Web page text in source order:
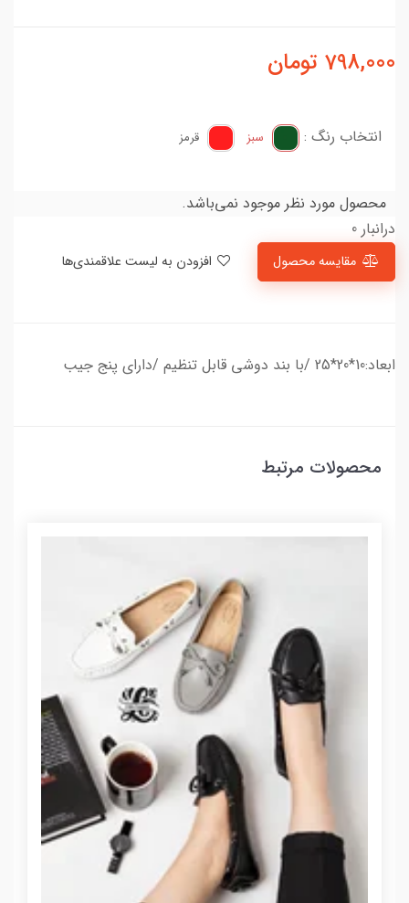
798,000 تومان
انتخاب رنگ : سبز قرمز
محصول مورد نظر موجود نمی‌باشد.
درانبار 0
مقایسه محصول
ابعاد:10*20*25 /با بند دوشی قابل تنظیم /دارای پنج جیب
محصولات مرتبط